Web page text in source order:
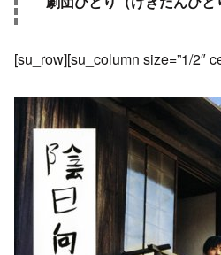
[su_row][su_column size=”1/2″